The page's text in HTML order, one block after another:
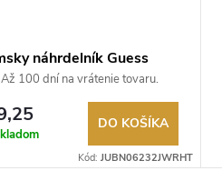
náhrdelník Guess
Až 100 dní na vrátenie tovaru.
predajca.
DO KOŠÍKA
Kód: JUBN06232JWRHT